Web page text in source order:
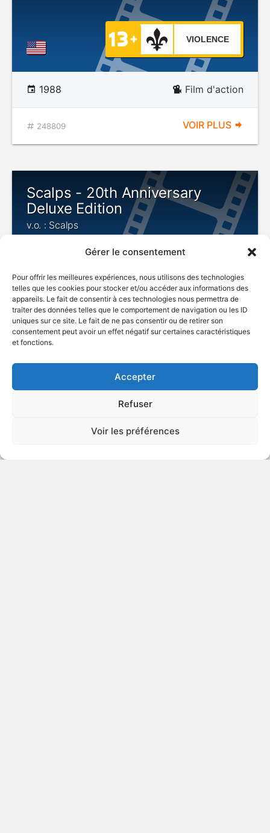
Gérer le consentement
Pour offrir les meilleures expériences, nous utilisons des technologies
telles que les cookies pour stocker et/ou accéder aux informations des
appareils. Le fait de consentir à ces technologies nous permettra de
traiter des données telles que le comportement de navigation ou les ID
uniques sur ce site. Le fait de ne pas consentir ou de retirer son
consentement peut avoir un effet négatif sur certaines caractéristiques
et fonctions.
Accepter
Refuser
Voir les préférences
VIOLENCE
1988 Film d'action
248809 VOIR PLUS
Scalps - 20th Anniversary
Deluxe Edition
v.o. : Scalps
HORREUR
1983 Épouvante
Tomb of the Werewolf